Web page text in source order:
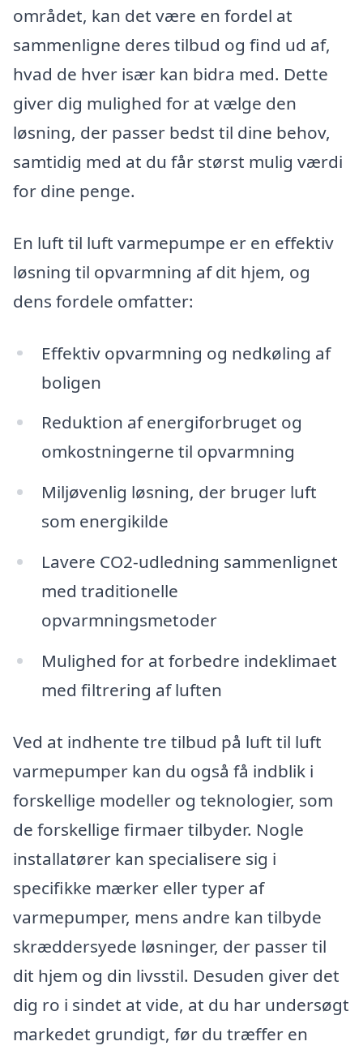
området, kan det være en fordel at
sammenligne deres tilbud og find ud af,
hvad de hver især kan bidra med. Dette
giver dig mulighed for at vælge den
løsning, der passer bedst til dine behov,
samtidig med at du får størst mulig værdi
for dine penge.
En luft til luft varmepumpe er en effektiv
løsning til opvarmning af dit hjem, og
dens fordele omfatter:
Effektiv opvarmning og nedkøling af
boligen
Reduktion af energiforbruget og
omkostningerne til opvarmning
Miljøvenlig løsning, der bruger luft
som energikilde
Lavere CO2-udledning sammenlignet
med traditionelle
opvarmningsmetoder
Mulighed for at forbedre indeklimaet
med filtrering af luften
Ved at indhente tre tilbud på luft til luft
varmepumper kan du også få indblik i
forskellige modeller og teknologier, som
de forskellige firmaer tilbyder. Nogle
installatører kan specialisere sig i
specifikke mærker eller typer af
varmepumper, mens andre kan tilbyde
skræddersyede løsninger, der passer til
dit hjem og din livsstil. Desuden giver det
dig ro i sindet at vide, at du har undersøgt
markedet grundigt, før du træffer en